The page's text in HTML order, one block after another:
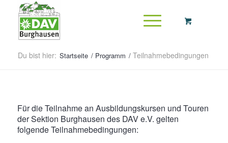
Du bist hier: Startseite / Programm / Teilnahmebedingungen
Für die Teilnahme an Ausbildungskursen und Touren
der Sektion Burghausen des DAV e.V. gelten
folgende Teilnahmebedingungen: